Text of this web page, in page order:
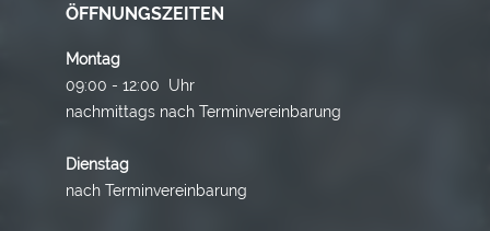
ÖFFNUNGSZEITEN
Montag
09:00 - 12:00 Uhr
nachmittags nach Terminvereinbarung
Dienstag
nach Terminvereinbarung